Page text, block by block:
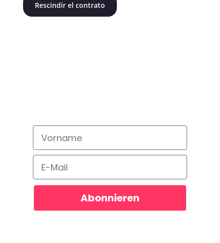
Rescindir el contrato
Vorname
Email
Abonnieren